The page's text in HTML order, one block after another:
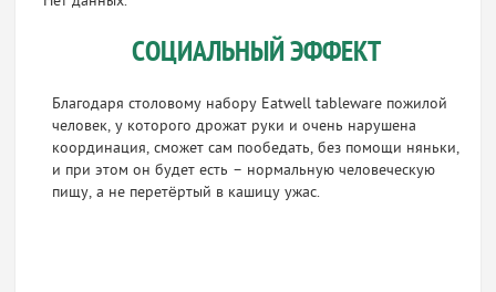
СОЦИАЛЬНЫЙ ЭФФЕКТ
Благодаря столовому набору Eatwell tableware пожилой
человек, у которого дрожат руки и очень нарушена
координация, сможет сам пообедать, без помощи няньки,
и при этом он будет есть – нормальную человеческую
пищу, а не перетёртый в кашицу ужас.